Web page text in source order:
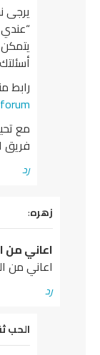
يرجى نسخ
“عندي
يتمكن
أسئلتك.
رابط منتدى
forum
مع تحيات
فريق التحرير
اعاني من الم
اعاني من الم
الحب ثقافة: